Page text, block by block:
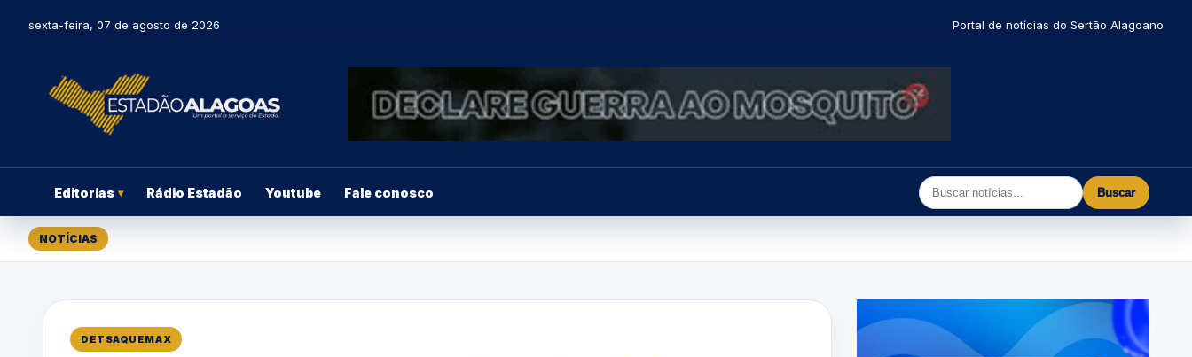
sexta-feira, 07 de agosto de 2026 Portal de notícias do Sertão Alagoano
Editorias ▾ Rádio Estadão Youtube Fale conosco Buscar
NOTÍCIAS
DETSAQUEMAX